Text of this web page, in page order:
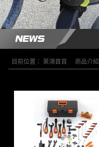
目前位置： 萊鴻首頁 商品介紹